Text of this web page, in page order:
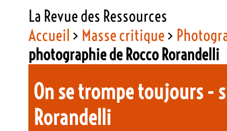
La Revue des Ressources
Accueil > Masse critique>
photographie de Rocco Rorandelli
On se trompe toujours -
Rorandelli